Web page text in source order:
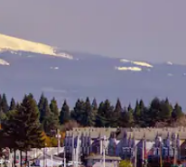
appuyant et en faisant glisser.